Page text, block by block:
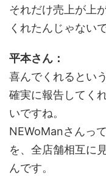
それだけ売上が上
くれたんじゃない
平本さん：
喜んでくれるとい
確実に報告してく
いですね。
NEWoManさんっ
を、全店舗相互に
んです。